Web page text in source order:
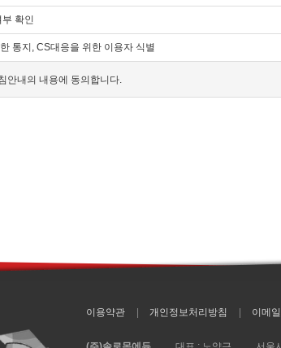
의 내용과 상호 및 대표자 성명, 영업소 소재지 주소(소비자의
책임자 등을 이용자가 쉽게 알 수 있도록 사이버몰의 초기 서비
가 약관에 동의하기에 앞서 약관에 정하여져 있는 내용 중 청약
야 합니다.
상거래 등에서의 소비자보호에 관한 법률」, 「약관의 규제에
판매 등에 관한 법률」, 「소비자기본법」 등 관련 법을 위배하
개정할 경우에는 적용일자 및 개정사유를 명시하여 현행약관
한 30일 이상의 사전 유예기간을 두고 공지합니다. 이 경우 "몰
같은 업무를 수행합니다.
계약이 체결된 재화 또는 용역의 배송
는 용역의 품절 또는 기술적 사양의 변경 등의 경우에는 장차
확인
통지, CS대응을 위한 이용자 식별
안내의 내용에 동의합니다.
이용약관 개인정보처리방침 이메